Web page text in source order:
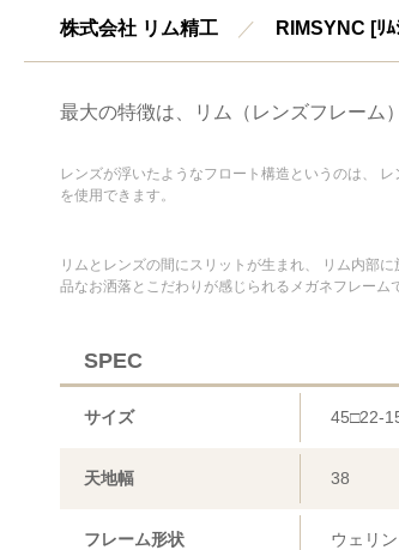
株式会社 リム精工 ／ RIMSYNC [ﾘﾑ
最大の特徴は、リム（レンズフレーム
レンズが浮いたようなフロート構造というのは、
を使用できます。
リムとレンズの間にスリットが生まれ、 リム内部
品なお洒落とこだわりが感じられるメガネフレーム
SPEC
サイズ 45□22-
天地幅 38
フレーム形状 ウェリ